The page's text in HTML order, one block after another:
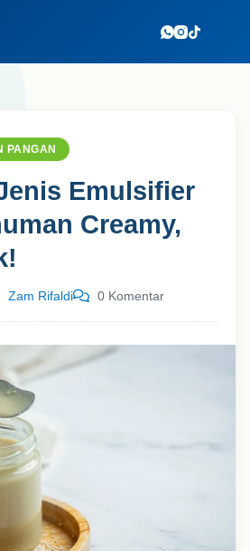
PANGAN
Emulsifier
Creamy,
Zam Rifaldi 0 Komentar